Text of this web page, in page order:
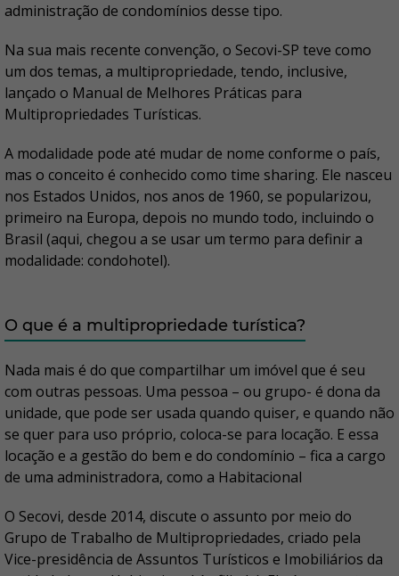
administração de condomínios desse tipo.
Na sua mais recente convenção, o Secovi-SP teve como
um dos temas, a multipropriedade, tendo, inclusive,
lançado o Manual de Melhores Práticas para
Multipropriedades Turísticas.
A modalidade pode até mudar de nome conforme o país,
mas o conceito é conhecido como time sharing. Ele nasceu
nos Estados Unidos, nos anos de 1960, se popularizou,
primeiro na Europa, depois no mundo todo, incluindo o
Brasil (aqui, chegou a se usar um termo para definir a
modalidade: condohotel).
O que é a multipropriedade turística?
Nada mais é do que compartilhar um imóvel que é seu
com outras pessoas. Uma pessoa – ou grupo- é dona da
unidade, que pode ser usada quando quiser, e quando não
se quer para uso próprio, coloca-se para locação. E essa
locação e a gestão do bem e do condomínio – fica a cargo
de uma administradora, como a Habitacional
O Secovi, desde 2014, discute o assunto por meio do
Grupo de Trabalho de Multipropriedades, criado pela
Vice-presidência de Assuntos Turísticos e Imobiliários da